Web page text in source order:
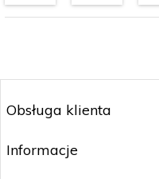
Obsługa klienta
Informacje